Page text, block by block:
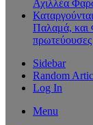
Αχιλλέα
Παλαμά, και
Sidebar
Random
Log In
Menu